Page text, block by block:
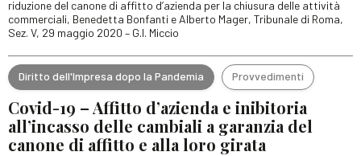
riduzione del canone di affitto d’azienda per la chiusura delle attività
commerciali, Benedetta Bonfanti e Alberto Mager, Tribunale di Roma,
Sez. V, 29 maggio 2020 – G.I. Miccio
Diritto dell'Impresa dopo la Pandemia Provvedimenti
Covid-19 – Affitto d’azienda e inibitoria
all’incasso delle cambiali a garanzia del
canone di affitto e alla loro girata